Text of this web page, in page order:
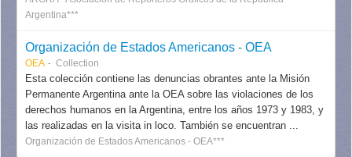
Argentina***
Organización de Estados Americanos - OEA
OEA Collection
Esta colección contiene las denuncias obrantes ante la Misión
Permanente Argentina ante la OEA sobre las violaciones de los
derechos humanos en la Argentina, entre los años 1973 y 1983, y
las realizadas en la visita in loco. También se encuentran ...
Organización de Estados Americanos - OEA***